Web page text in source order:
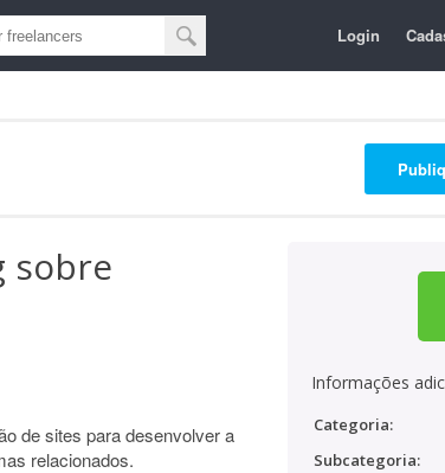
Login
sobre
de sites para desenvolver a
relacionados.
Informações
Categoria:
Subcategoria: